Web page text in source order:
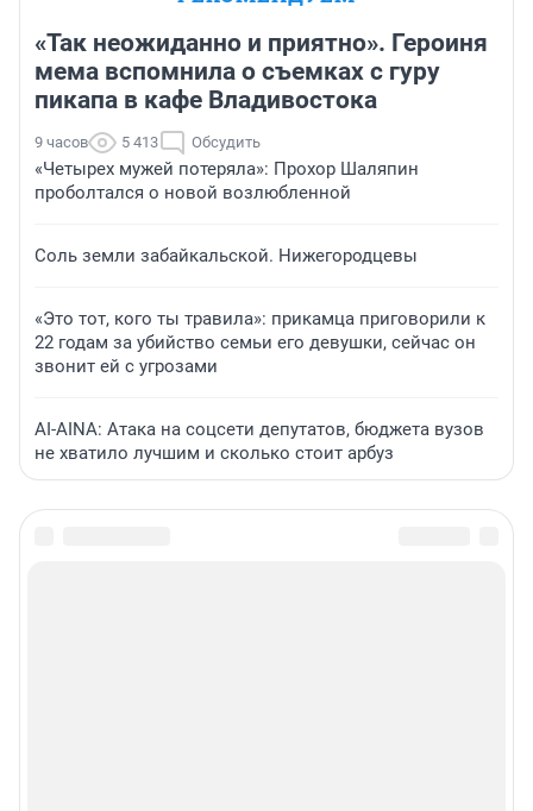
«Так неожиданно и приятно». Героиня
мема вспомнила о съемках с гуру
пикапа в кафе Владивостока
9 часов 5 413 Обсудить
«Четырех мужей потеряла»: Прохор Шаляпин
проболтался о новой возлюбленной
Соль земли забайкальской. Нижегородцевы
«Это тот, кого ты травила»: прикамца приговорили к
22 годам за убийство семьи его девушки, сейчас он
звонит ей с угрозами
AI-AINA: Атака на соцсети депутатов, бюджета вузов
не хватило лучшим и сколько стоит арбуз